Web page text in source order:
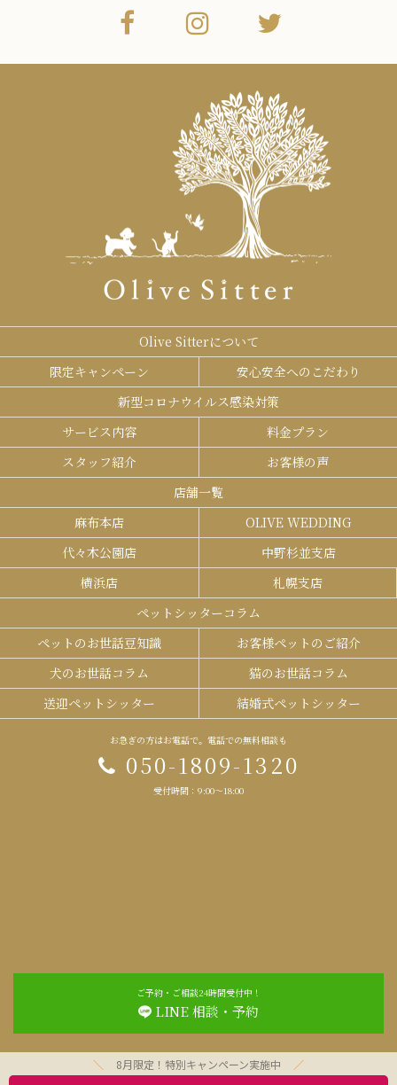
Olive Sitterについて
限定キャンペーン
安心安全へのこだわり
新型コロナウイルス感染対策
サービス内容
料金プラン
スタッフ紹介
お客様の声
店舗一覧
麻布本店
OLIVE WEDDING
代々木公園店
中野杉並支店
横浜店
札幌支店
ペットシッターコラム
ペットのお世話豆知識
お客様ペットのご紹介
犬のお世話コラム
猫のお世話コラム
送迎ペットシッター
結婚式ペットシッター
お急ぎの方はお電話で。電話での無料相談も
050-1809-1320
受付時間：9:00～18:00
ご予約・ご相談24時間受付中！
LINE 相談・予約
8月限定！特別キャンペーン実施中